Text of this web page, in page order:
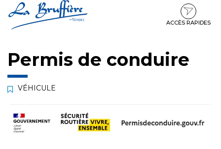
au
contenu
au
ACCÈS RAPIDES
Permis de conduire
VÉHICULE